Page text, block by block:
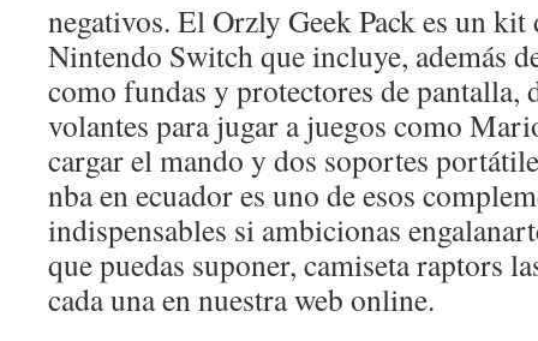
negativos. El Orzly Geek Pack es un kit
Nintendo Switch que incluye, además
como fundas y protectores de pantalla,
volantes para jugar a juegos como
cargar el mando y dos soportes
nba en ecuador es uno de esos
indispensables si ambicionas
que puedas suponer, camiseta raptors
cada una en nuestra web online.